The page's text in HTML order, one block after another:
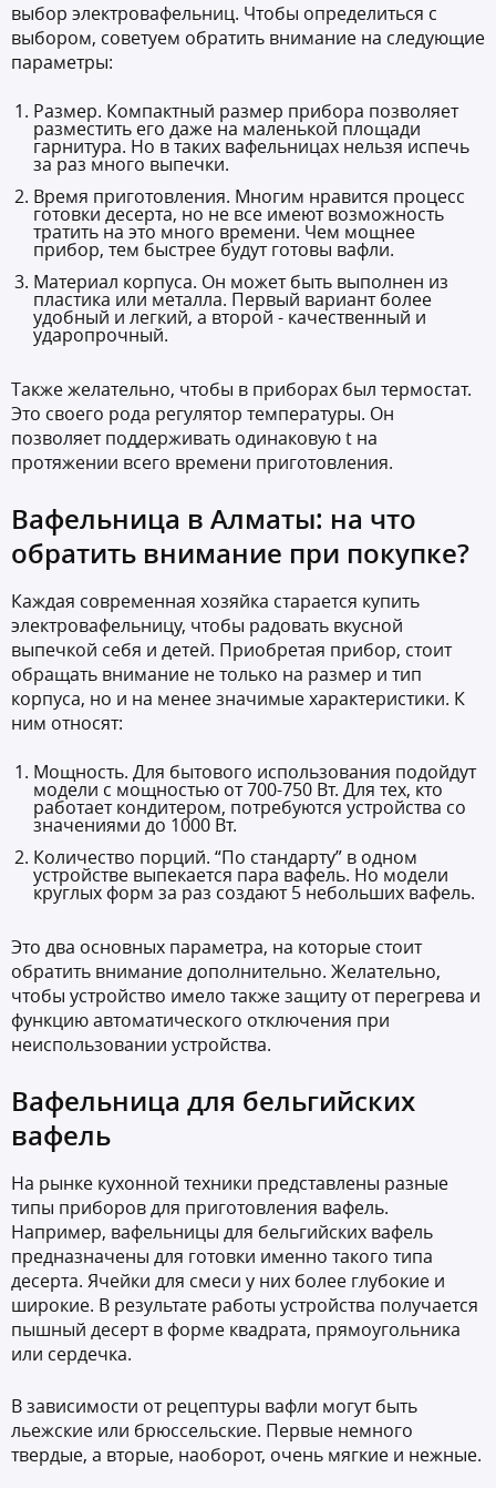
выбор электровафельниц. Чтобы определиться с
выбором, советуем обратить внимание на следующие
параметры:
Размер. Компактный размер прибора позволяет
разместить его даже на маленькой площади
гарнитура. Но в таких вафельницах нельзя испечь
за раз много выпечки.
Время приготовления. Многим нравится процесс
готовки десерта, но не все имеют возможность
тратить на это много времени. Чем мощнее
прибор, тем быстрее будут готовы вафли.
Материал корпуса. Он может быть выполнен из
пластика или металла. Первый вариант более
удобный и легкий, а второй - качественный и
ударопрочный.
Также желательно, чтобы в приборах был термостат.
Это своего рода регулятор температуры. Он
позволяет поддерживать одинаковую t на
протяжении всего времени приготовления.
Вафельница в Алматы: на что
обратить внимание при покупке?
Каждая современная хозяйка старается купить
электровафельницу, чтобы радовать вкусной
выпечкой себя и детей. Приобретая прибор, стоит
обращать внимание не только на размер и тип
корпуса, но и на менее значимые характеристики. К
ним относят:
Мощность. Для бытового использования подойдут
модели с мощностью от 700-750 Вт. Для тех, кто
работает кондитером, потребуются устройства со
значениями до 1000 Вт.
Количество порций. “По стандарту” в одном
устройстве выпекается пара вафель. Но модели
круглых форм за раз создают 5 небольших вафель.
Это два основных параметра, на которые стоит
обратить внимание дополнительно. Желательно,
чтобы устройство имело также защиту от перегрева и
функцию автоматического отключения при
неиспользовании устройства.
Вафельница для бельгийских
вафель
На рынке кухонной техники представлены разные
типы приборов для приготовления вафель.
Например, вафельницы для бельгийских вафель
предназначены для готовки именно такого типа
десерта. Ячейки для смеси у них более глубокие и
широкие. В результате работы устройства получается
пышный десерт в форме квадрата, прямоугольника
или сердечка.
В зависимости от рецептуры вафли могут быть
льежские или брюссельские. Первые немного
твердые, а вторые, наоборот, очень мягкие и нежные.